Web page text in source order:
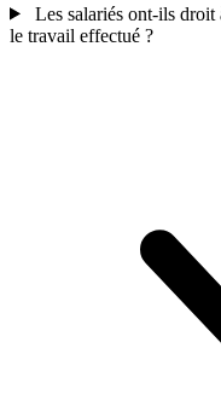
Les salariés ont-ils droit
le travail effectué ?